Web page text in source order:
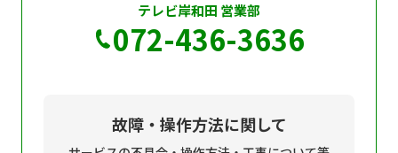
テレビ岸和田 営業部
072-436-3636
故障・操作方法に関して